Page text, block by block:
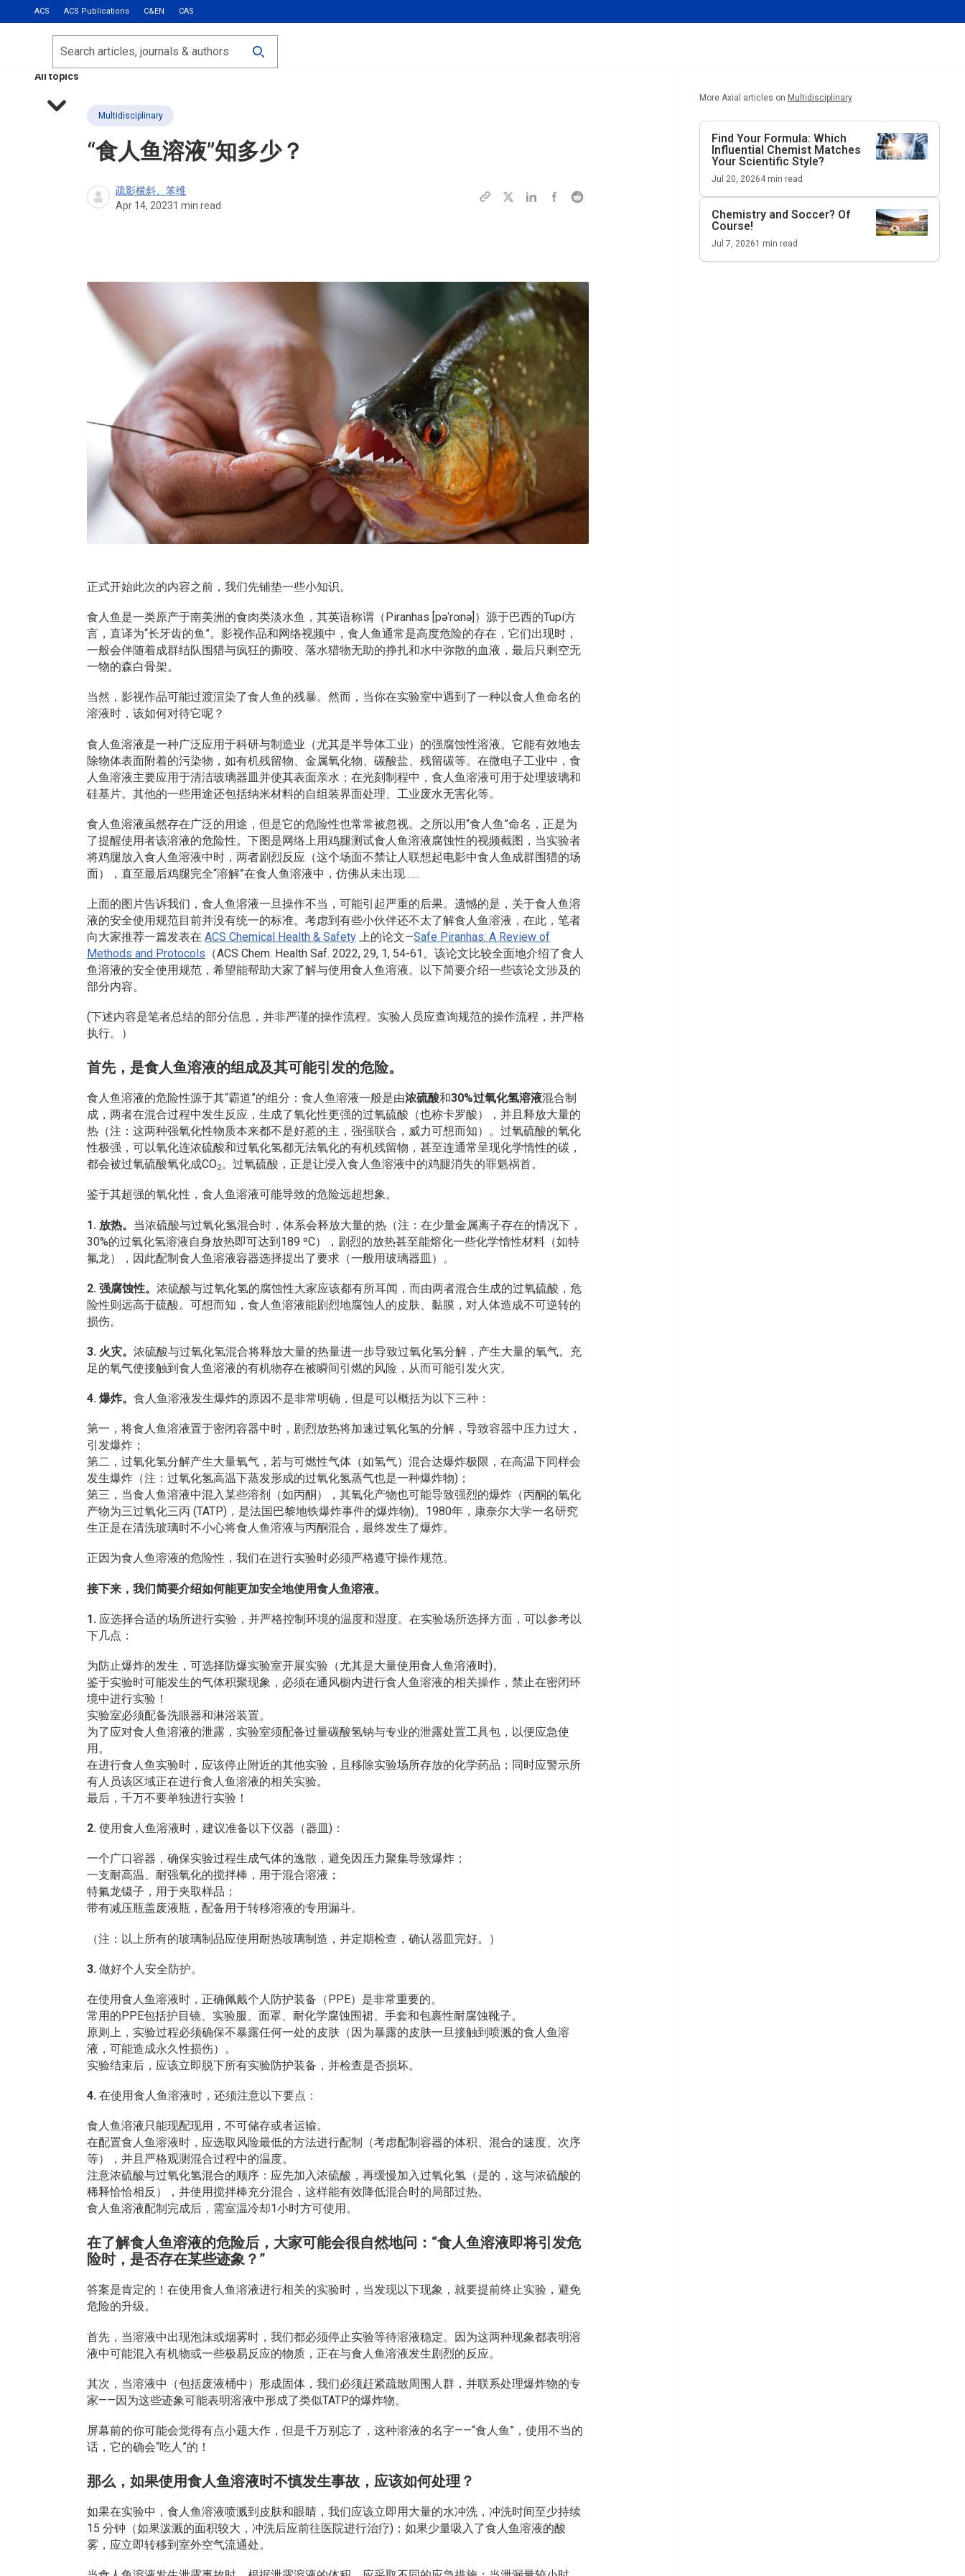
ACS ACS Publications C&EN CAS
Most Read
Calls for Papers
All topics
Search
Multidisciplinary
“食人鱼溶液”知多少？
疏影横斜、笨维
Apr 14, 20231 min read
正式开始此次的内容之前，我们先铺垫一些小知识。
食人鱼是一类原产于南美洲的食肉类淡水鱼，其英语称谓（Piranhas [pəˈrɑnə]）源于巴西的Tupí方
言，直译为“长牙齿的鱼”。影视作品和网络视频中，食人鱼通常是高度危险的存在，它们出现时，
一般会伴随着成群结队围猎与疯狂的撕咬、落水猎物无助的挣扎和水中弥散的血液，最后只剩空无
一物的森白骨架。
当然，影视作品可能过渡渲染了食人鱼的残暴。然而，当你在实验室中遇到了一种以食人鱼命名的
溶液时，该如何对待它呢？
食人鱼溶液是一种广泛应用于科研与制造业（尤其是半导体工业）的强腐蚀性溶液。它能有效地去
除物体表面附着的污染物，如有机残留物、金属氧化物、碳酸盐、残留碳等。在微电子工业中，食
人鱼溶液主要应用于清洁玻璃器皿并使其表面亲水；在光刻制程中，食人鱼溶液可用于处理玻璃和
硅基片。其他的一些用途还包括纳米材料的自组装界面处理、工业废水无害化等。
食人鱼溶液虽然存在广泛的用途，但是它的危险性也常常被忽视。之所以用“食人鱼”命名，正是为
了提醒使用者该溶液的危险性。下图是网络上用鸡腿测试食人鱼溶液腐蚀性的视频截图，当实验者
将鸡腿放入食人鱼溶液中时，两者剧烈反应（这个场面不禁让人联想起电影中食人鱼成群围猎的场
面），直至最后鸡腿完全“溶解”在食人鱼溶液中，仿佛从未出现……
上面的图片告诉我们，食人鱼溶液一旦操作不当，可能引起严重的后果。遗憾的是，关于食人鱼溶
液的安全使用规范目前并没有统一的标准。考虑到有些小伙伴还不太了解食人鱼溶液，在此，笔者
向大家推荐一篇发表在ACS Chemical Health & Safety 上的论文—Safe Piranhas: A Review of
Methods and Protocols （ACS Chem. Health Saf. 2022, 29, 1, 54-61。该论文比较全面地介绍了食人
鱼溶液的安全使用规范，希望能帮助大家了解与使用食人鱼溶液。以下简要介绍一些该论文涉及的
部分内容。
(下述内容是笔者总结的部分信息，并非严谨的操作流程。实验人员应查询规范的操作流程，并严格
执行。）
首先，是食人鱼溶液的组成及其可能引发的危险。
食人鱼溶液的危险性源于其“霸道”的组分：食人鱼溶液一般是由浓硫酸和30%过氧化氢溶液混合制
成，两者在混合过程中发生反应，生成了氧化性更强的过氧硫酸（也称卡罗酸），并且释放大量的
热（注：这两种强氧化性物质本来都不是好惹的主，强强联合，威力可想而知）。过氧硫酸的氧化
性极强，可以氧化连浓硫酸和过氧化氢都无法氧化的有机残留物，甚至连通常呈现化学惰性的碳，
都会被过氧硫酸氧化成CO2。过氧硫酸，正是让浸入食人鱼溶液中的鸡腿消失的罪魁祸首。
鉴于其超强的氧化性，食人鱼溶液可能导致的危险远超想象。
1. 放热。 当浓硫酸与过氧化氢混合时，体系会释放大量的热（注：在少量金属离子存在的情况下，
30%的过氧化氢溶液自身放热即可达到189 ºC），剧烈的放热甚至能熔化一些化学惰性材料（如特
氟龙），因此配制食人鱼溶液容器选择提出了要求（一般用玻璃器皿）。
2. 强腐蚀性。浓硫酸与过氧化氢的腐蚀性大家应该都有所耳闻，而由两者混合生成的过氧硫酸，危
险性则远高于硫酸。可想而知，食人鱼溶液能剧烈地腐蚀人的皮肤、黏膜，对人体造成不可逆转的
损伤。
3. 火灾。浓硫酸与过氧化氢混合将释放大量的热量进一步导致过氧化氢分解，产生大量的氧气。充
足的氧气使接触到食人鱼溶液的有机物存在被瞬间引燃的风险，从而可能引发火灾。
4. 爆炸。食人鱼溶液发生爆炸的原因不是非常明确，但是可以概括为以下三种：
第一，将食人鱼溶液置于密闭容器中时，剧烈放热将加速过氧化氢的分解，导致容器中压力过大，
引发爆炸；
第二，过氧化氢分解产生大量氧气，若与可燃性气体（如氢气）混合达爆炸极限，在高温下同样会
发生爆炸（注：过氧化氢高温下蒸发形成的过氧化氢蒸气也是一种爆炸物)；
第三，当食人鱼溶液中混入某些溶剂（如丙酮），其氧化产物也可能导致强烈的爆炸（丙酮的氧化
产物为三过氧化三丙 (TATP)，是法国巴黎地铁爆炸事件的爆炸物)。1980年，康奈尔大学一名研究
生正是在清洗玻璃时不小心将食人鱼溶液与丙酮混合，最终发生了爆炸。
正因为食人鱼溶液的危险性，我们在进行实验时必须严格遵守操作规范。
接下来，我们简要介绍如何能更加安全地使用食人鱼溶液。
1. 应选择合适的场所进行实验，并严格控制环境的温度和湿度。在实验场所选择方面，可以参考以
下几点：
为防止爆炸的发生，可选择防爆实验室开展实验（尤其是大量使用食人鱼溶液时)。
鉴于实验时可能发生的气体积聚现象，必须在通风橱内进行食人鱼溶液的相关操作，禁止在密闭环
境中进行实验！
实验室必须配备洗眼器和淋浴装置。
为了应对食人鱼溶液的泄露，实验室须配备过量碳酸氢钠与专业的泄露处置工具包，以便应急使
用。
在进行食人鱼实验时，应该停止附近的其他实验，且移除实验场所存放的化学药品；同时应警示所
有人员该区域正在进行食人鱼溶液的相关实验。
最后，千万不要单独进行实验！
2. 使用食人鱼溶液时，建议准备以下仪器（器皿)：
一个广口容器，确保实验过程生成气体的逸散，避免因压力聚集导致爆炸；
一支耐高温、耐强氧化的搅拌棒，用于混合溶液；
特氟龙镊子，用于夹取样品；
带有减压瓶盖废液瓶，配备用于转移溶液的专用漏斗。
（注：以上所有的玻璃制品应使用耐热玻璃制造，并定期检查，确认器皿完好。）
3. 做好个人安全防护。
在使用食人鱼溶液时，正确佩戴个人防护装备（PPE）是非常重要的。
常用的PPE包括护目镜、实验服、面罩、耐化学腐蚀围裙、手套和包裹性耐腐蚀靴子。
原则上，实验过程必须确保不暴露任何一处的皮肤（因为暴露的皮肤一旦接触到喷溅的食人鱼溶
液，可能造成永久性损伤）。
实验结束后，应该立即脱下所有实验防护装备，并检查是否损坏。
4. 在使用食人鱼溶液时，还须注意以下要点：
食人鱼溶液只能现配现用，不可储存或者运输。
在配置食人鱼溶液时，应选取风险最低的方法进行配制（考虑配制容器的体积、混合的速度、次序
等），并且严格观测混合过程中的温度。
注意浓硫酸与过氧化氢混合的顺序：应先加入浓硫酸，再缓慢加入过氧化氢（是的，这与浓硫酸的
稀释恰恰相反），并使用搅拌棒充分混合，这样能有效降低混合时的局部过热。
食人鱼溶液配制完成后，需室温冷却1小时方可使用。
在了解食人鱼溶液的危险后，大家可能会很自然地问：“食人鱼溶液即将引发危
险时，是否存在某些迹象？”
答案是肯定的！在使用食人鱼溶液进行相关的实验时，当发现以下现象，就要提前终止实验，避免
危险的升级。
首先，当溶液中出现泡沫或烟雾时，我们都必须停止实验等待溶液稳定。因为这两种现象都表明溶
液中可能混入有机物或一些极易反应的物质，正在与食人鱼溶液发生剧烈的反应。
其次，当溶液中（包括废液桶中）形成固体，我们必须赶紧疏散周围人群，并联系处理爆炸物的专
家——因为这些迹象可能表明溶液中形成了类似TATP的爆炸物。
屏幕前的你可能会觉得有点小题大作，但是千万别忘了，这种溶液的名字——“食人鱼”，使用不当的
话，它的确会“吃人”的！
那么，如果使用食人鱼溶液时不慎发生事故，应该如何处理？
如果在实验中，食人鱼溶液喷溅到皮肤和眼睛，我们应该立即用大量的水冲洗，冲洗时间至少持续
15 分钟（如果泼溅的面积较大，冲洗后应前往医院进行治疗)；如果少量吸入了食人鱼溶液的酸
雾，应立即转移到室外空气流通处。
More Axial articles on Multidisciplinary
Find Your Formula: Which
Influential Chemist Matches
Your Scientific Style?
Jul 20, 20264min read
Chemistry and Soccer? Of
Course!
Jul 7, 20261 min read